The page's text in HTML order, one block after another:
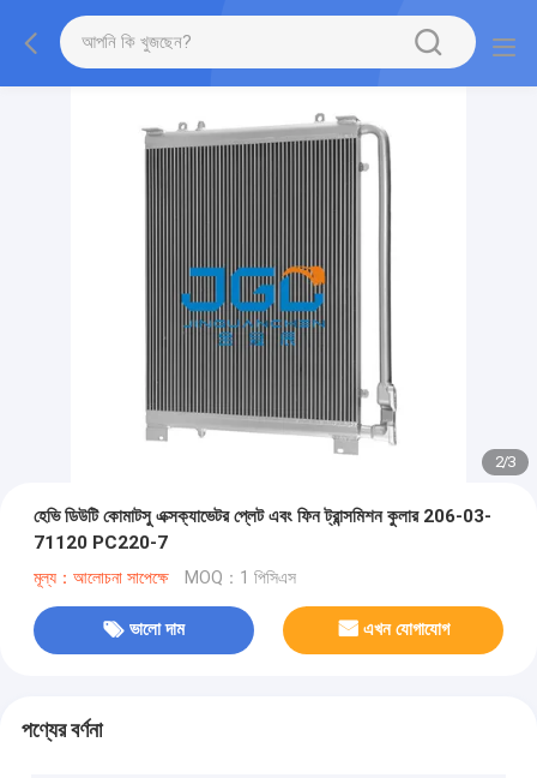
2/3
হেভি ডিউটি ​​কোমাটসু এক্সক্যাভেটর প্লেট এবং ফিন ট্রান্সমিশন কুলার 206-03-
71120 PC220-7
মূল্য：আলোচনা সাপেক্ষে MOQ：1 পিসিএস
ভালো দাম এখন যোগাযোগ
পণ্যের বর্ণনা